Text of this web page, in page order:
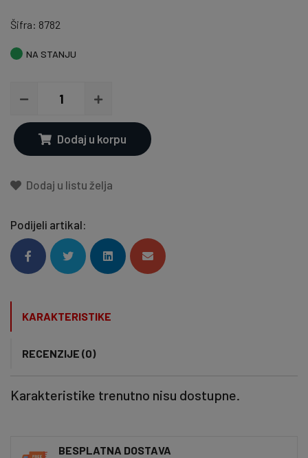
Šifra: 8782
NA STANJU
Dodaj u korpu
Dodaj u listu želja
Podijeli artikal:
KARAKTERISTIKE
RECENZIJE (0)
Karakteristike trenutno nisu dostupne.
BESPLATNA DOSTAVA